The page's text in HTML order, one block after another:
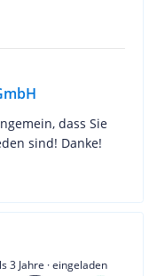
dass Sie
sind! Danke!
3 Jahre · eingeladen